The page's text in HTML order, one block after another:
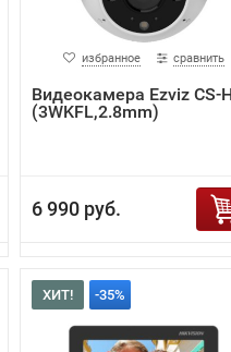
избранное сравнить
Видеокамера Ezviz CS-
(3WKFL,2.8mm)
6 990 руб.
ХИТ! -35%